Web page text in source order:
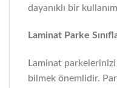
dayanıklı bir
Laminat Parke
Laminat parkelerinizi
bilmek önemlidir.